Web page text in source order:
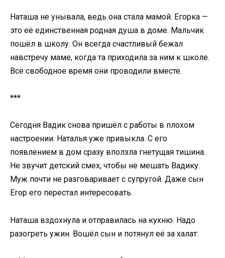
Наташа не унывала, ведь она стала мамой. Егорка —
это её единственная родная душа в доме. Мальчик
пошёл в школу. Он всегда счастливый бежал
навстречу маме, когда та приходила за ним к школе.
Всё свободное время они проводили вместе.
***
Сегодня Вадик снова пришёл с работы в плохом
настроении. Наталья уже привыкла. С его
появлением в дом сразу вползла гнетущая тишина.
Не звучит детский смех, чтобы не мешать Вадику.
Муж почти не разговаривает с супругой. Даже сын
Егор его перестал интересовать.
Наташа вздохнула и отправилась на кухню. Надо
разогреть ужин. Вошёл сын и потянул её за халат: